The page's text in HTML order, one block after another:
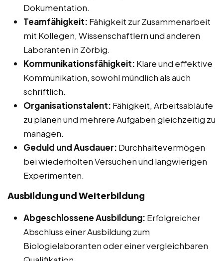
Dokumentation.
Teamfähigkeit: Fähigkeit zur Zusammenarbeit
mit Kollegen, Wissenschaftlern und anderen
Laboranten in Zörbig.
Kommunikationsfähigkeit: Klare und effektive
Kommunikation, sowohl mündlich als auch
schriftlich.
Organisationstalent: Fähigkeit, Arbeitsabläufe
zu planen und mehrere Aufgaben gleichzeitig zu
managen.
Geduld und Ausdauer: Durchhaltevermögen
bei wiederholten Versuchen und langwierigen
Experimenten.
Ausbildung und Weiterbildung
Abgeschlossene Ausbildung: Erfolgreicher
Abschluss einer Ausbildung zum
Biologielaboranten oder einer vergleichbaren